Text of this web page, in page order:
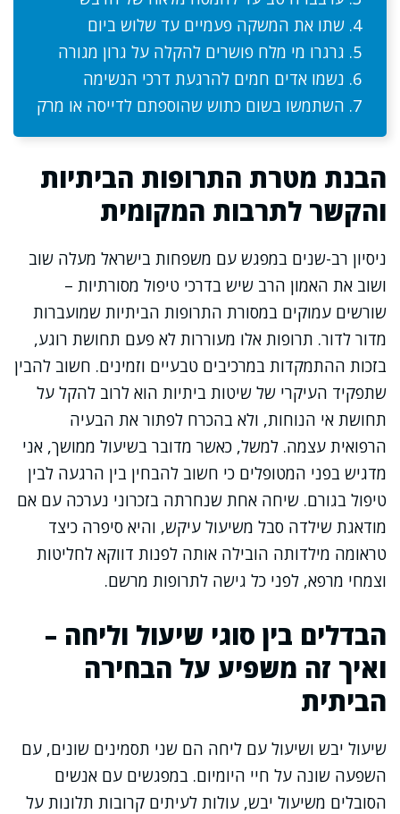
שתו את המשקה פעמיים עד שלוש ביום
גרגרו מי מלח פושרים להקלה על גרון מגורה
נשמו אדים חמים להרגעת דרכי הנשימה
השתמשו בשום כתוש שהוספתם לדייסה או מרק
הבנת מטרת התרופות הביתיות
והקשר לתרבות המקומית
ניסיון רב-שנים במפגש עם משפחות בישראל מעלה שוב
ושוב את האמון הרב שיש בדרכי טיפול מסורתיות –
שורשים עמוקים במסורת התרופות הביתיות שמועברות
מדור לדור. תרופות אלו מעוררות לא פעם תחושת רוגע,
בזכות ההתמקדות במרכיבים טבעיים וזמינים. חשוב להבין
שתפקיד העיקרי של שיטות ביתיות הוא לרוב להקל על
תחושת אי הנוחות, ולא בהכרח לפתור את הבעיה
הרפואית עצמה. למשל, כאשר מדובר בשיעול ממושך, אני
מדגיש בפני המטופלים כי חשוב להבחין בין הרגעה לבין
טיפול בגורם. שיחה אחת שנחרתה בזכרוני נערכה עם אם
מודאגת שילדה סבל משיעול עיקש, והיא סיפרה כיצד
טראומה מילדותה הובילה אותה לפנות דווקא לחליטות
וצמחי מרפא, לפני כל גישה לתרופות מרשם.
הבדלים בין סוגי שיעול וליחה –
ואיך זה משפיע על הבחירה
הביתית
שיעול יבש ושיעול עם ליחה הם שני תסמינים שונים, עם
השפעה שונה על חיי היומיום. במפגשים עם אנשים
הסובלים משיעול יבש, עולות לעיתים קרובות תלונות על